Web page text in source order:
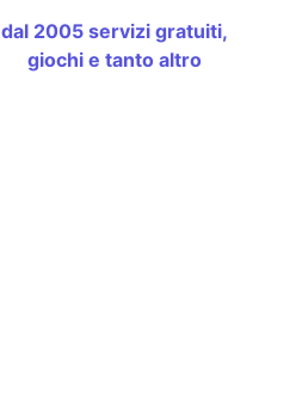
dal 2005 servizi gratuiti,
giochi e tanto altro